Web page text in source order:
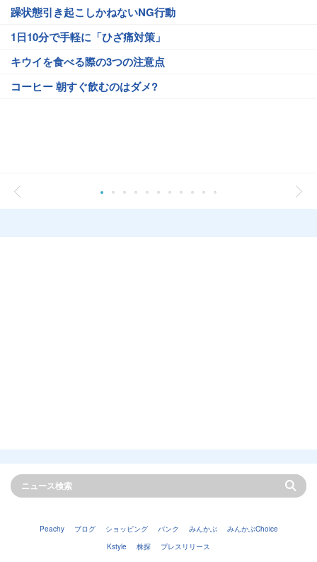
躁状態引き起こしかねないNG行動
1日10分で手軽に「ひざ痛対策」
キウイを食べる際の3つの注意点
コーヒー 朝すぐ飲むのはダメ?
Peachy ブログ ショッピング バンク みんかぶ
みんかぶChoice
Kstyle
株探 プレスリリース